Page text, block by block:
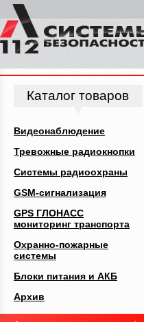
Каталог товаров
Видеонаблюдение
Тревожные радиокнопки
Системы радиоохраны
GSM-сигнализация
GPS ГЛОНАСС
мониторинг транспорта
Охранно-пожарные
системы
Блоки питания и АКБ
Архив